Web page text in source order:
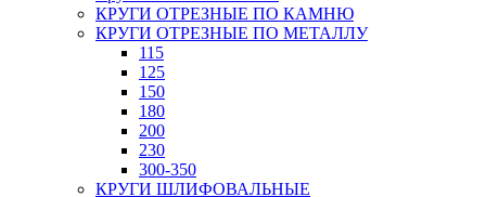
КРУГИ ОТРЕЗНЫЕ ПО КАМНЮ
КРУГИ ОТРЕЗНЫЕ ПО МЕТАЛЛУ
115
125
150
180
200
230
300-350
КРУГИ ШЛИФОВАЛЬНЫЕ